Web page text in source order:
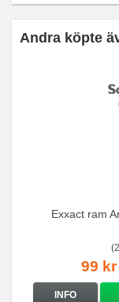
Andra köpte
Exxact ram
99 kr
INFO